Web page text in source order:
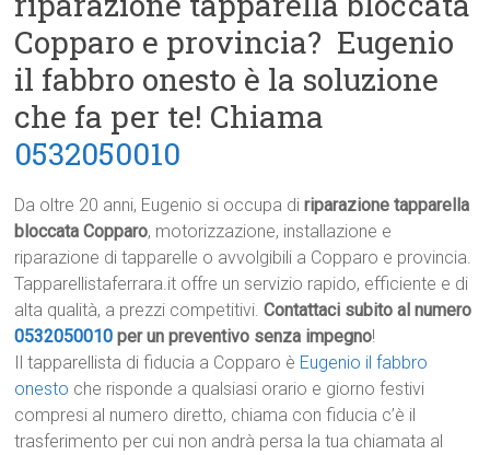
Copparo e provincia? Eugenio
il fabbro onesto è la soluzione
che fa per te! Chiama
0532050010
Da oltre 20 anni, Eugenio si occupa diriparazione tapparella
bloccata Copparo, motorizzazione, installazione e
riparazione di tapparelle o avvolgibili a Copparo e provincia.
Tapparellistaferrara.it offre un servizio rapido, efficiente e di
alta qualità, a prezzi competitivi.Contattaci subito al numero
0532050010 per un preventivo senza impegno!
Il tapparellista di fiducia a Copparo è Eugenio il fabbro
onesto che risponde a qualsiasi orario e giorno festivi
compresi al numero diretto, chiama con fiducia c’è il
trasferimento per cui non andrà persa la tua chiamata al